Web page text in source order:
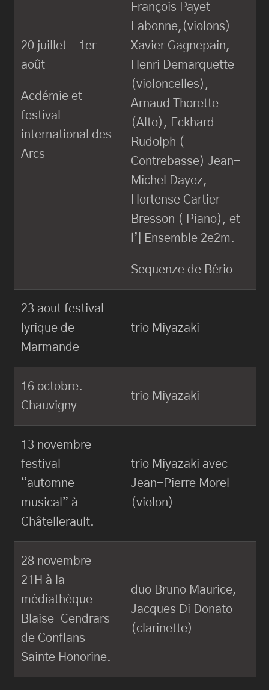
20 juillet – 1er
août
Acdémie et
festival
international des
Arcs
François Payet
Labonne,(violons)
Xavier Gagnepain,
Henri Demarquette
(violoncelles),
Arnaud Thorette
(Alto), Eckhard
Rudolph (
Contrebasse) Jean-
Michel Dayez,
Hortense Cartier-
Bresson ( Piano), et
l’| Ensemble 2e2m.
Sequenze de Bério
23 aout festival
lyrique de
Marmande
trio Miyazaki
16 octobre.
Chauvigny
trio Miyazaki
13 novembre
festival
“automne
musical” à
Châtellerault.
trio Miyazaki avec
Jean-Pierre Morel
(violon)
28 novembre
21H à la
médiathèque
Blaise-Cendrars
de Conflans
Sainte Honorine.
duo Bruno Maurice,
Jacques Di Donato
(clarinette)